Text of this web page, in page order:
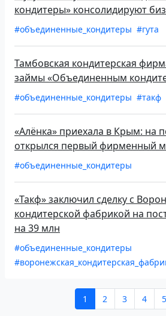
кондитеры» консолидируют
#объединенные_кондитеры #гута
Тамбовская кондитерская
займы «Объединенным
#объединенные_кондитеры #такф
«Алёнка» приехала в Крым: на
открылся первый фирменный
#объединенные_кондитеры
«Такф» заключил сделку с
кондитерской фабрикой на
на 39 млн
#объединенные_кондитеры
1 2 3 4 5